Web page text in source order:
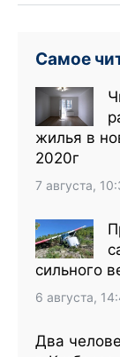
Самое
жилья в
2020г
7 августа,
сильного
6 августа,
Два